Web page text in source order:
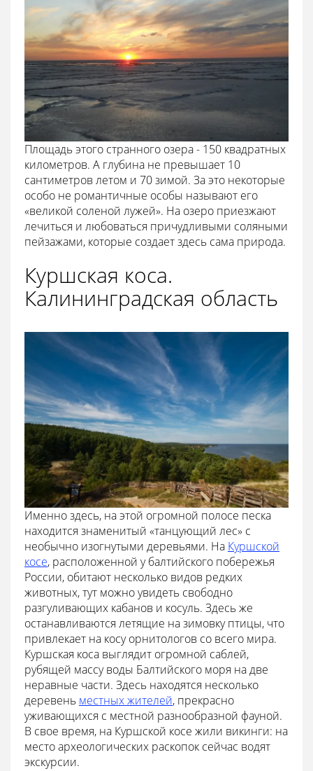
Площадь этого странного озера - 150 квадратных
километров. А глубина не превышает 10
сантиметров летом и 70 зимой. За это некоторые
особо не романтичные особы называют его
«великой соленой лужей». На озеро приезжают
лечиться и любоваться причудливыми соляными
пейзажами, которые создает здесь сама природа.
Куршская коса.
Калининградская область
Именно здесь, на этой огромной полосе песка
находится знаменитый «танцующий лес» с
необычно изогнутыми деревьями. На Куршской
косе, расположенной у балтийского побережья
России, обитают несколько видов редких
животных, тут можно увидеть свободно
разгуливающих кабанов и косуль. Здесь же
останавливаются летящие на зимовку птицы, что
привлекает на косу орнитологов со всего мира.
Куршская коса выглядит огромной саблей,
рубящей массу воды Балтийского моря на две
неравные части. Здесь находятся несколько
деревень местных жителей, прекрасно
уживающихся с местной разнообразной фауной.
В свое время, на Куршской косе жили викинги: на
место археологических раскопок сейчас водят
экскурсии.